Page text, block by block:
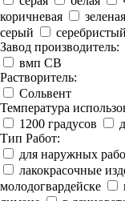
коричневая
зеленая
серый
серебристый
Завод производитель:
вмп СВ
Растворитель:
Сольвент
Температура
1200 градусов
Тип Работ:
для наружных
лакокрасочные
молодогвардейске